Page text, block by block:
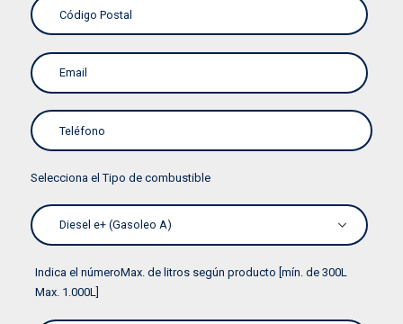
Selecciona el Tipo de combustible
Indica el númeroMax. de litros según producto [mín. de 300L
Max. 1.000L]